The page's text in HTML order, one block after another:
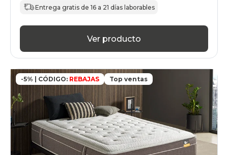
Entrega gratis de 16 a 21 días laborables
Ver producto
-5% | CÓDIGO: REBAJAS Top ventas